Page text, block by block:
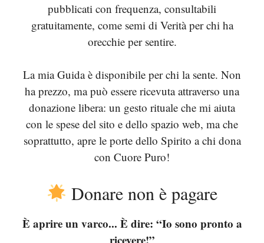
pubblicati con frequenza, consultabili
gratuitamente, come semi di Verità per chi ha
orecchie per sentire.
La mia Guida è disponibile per chi la sente. Non
ha prezzo, ma può essere ricevuta attraverso una
donazione libera: un gesto rituale che mi aiuta
con le spese del sito e dello spazio web, ma che
soprattutto, apre le porte dello Spirito a chi dona
con Cuore Puro!
Donare non è pagare
È aprire un varco... È dire: “Io sono pronto a
ricevere!”